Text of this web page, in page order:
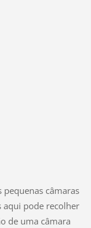
pequenas câmaras
aqui pode recolher
de uma câmara